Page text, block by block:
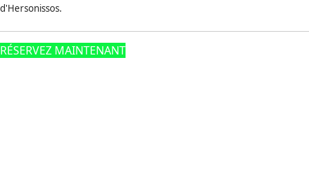
d'Hersonissos.
RÉSERVEZ MAINTENANT